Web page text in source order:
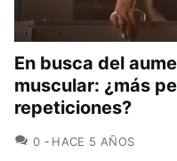
En busca del
muscular: ¿más
repeticiones?
0 COMENTARIOS
HACE 5 AÑOS